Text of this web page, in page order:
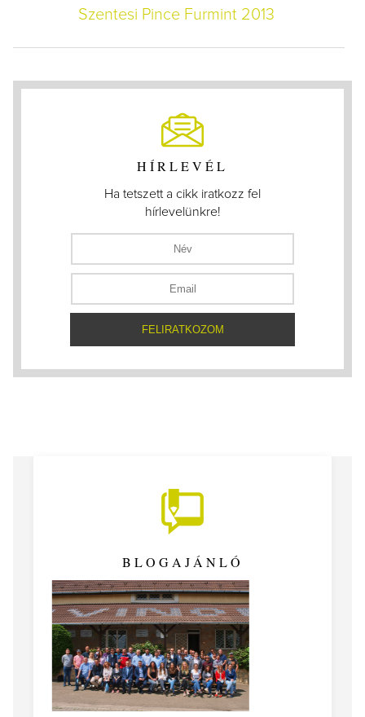
Szentesi Pince Furmint 2013
HÍRLEVÉL
Ha tetszett a cikk iratkozz fel
hírlevelünkre!
BLOGAJÁNLÓ